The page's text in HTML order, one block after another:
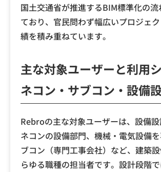
国土交通省が推進するBIM標準化の
ており、官民問わず幅広いプロジェ
績を積み重ねています。
主な対象ユーザーと利用
ネコン・サブコン・設備設
Rebroの主な対象ユーザーは、設備
ネコンの設備部門、機械・電気設備
ブコン（専門工事会社）など、建築
らゆる職種の担当者です。設計段階